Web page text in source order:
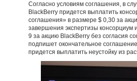
Согласно условиям соглашения, в
BlackBerry придется выплатить
соглашения» в размере $ 0,30 за
завершения экспертизы консорциум
9 за акцию BlackBerry без согласия
подпишет окончательное
придется выплатить неустойку из